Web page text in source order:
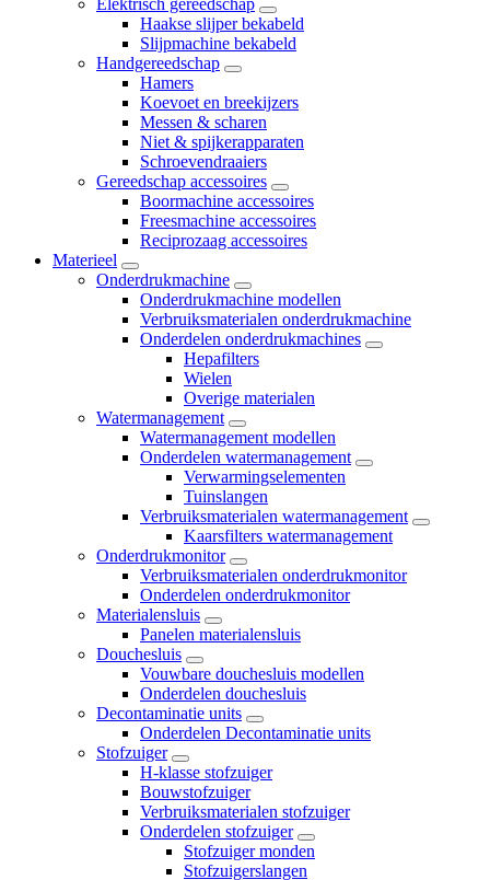
Elektrisch gereedschap
Haakse slijper bekabeld
Slijpmachine bekabeld
Handgereedschap
Hamers
Koevoet en breekijzers
Messen & scharen
Niet & spijkerapparaten
Schroevendraaiers
Gereedschap accessoires
Boormachine accessoires
Freesmachine accessoires
Reciprozaag accessoires
Materieel
Onderdrukmachine
Onderdrukmachine modellen
Verbruiksmaterialen onderdrukmachine
Onderdelen onderdrukmachines
Hepafilters
Wielen
Overige materialen
Watermanagement
Watermanagement modellen
Onderdelen watermanagement
Verwarmingselementen
Tuinslangen
Verbruiksmaterialen watermanagement
Kaarsfilters watermanagement
Onderdrukmonitor
Verbruiksmaterialen onderdrukmonitor
Onderdelen onderdrukmonitor
Materialensluis
Panelen materialensluis
Douchesluis
Vouwbare douchesluis modellen
Onderdelen douchesluis
Decontaminatie units
Onderdelen Decontaminatie units
Stofzuiger
H-klasse stofzuiger
Bouwstofzuiger
Verbruiksmaterialen stofzuiger
Onderdelen stofzuiger
Stofzuiger monden
Stofzuigerslangen